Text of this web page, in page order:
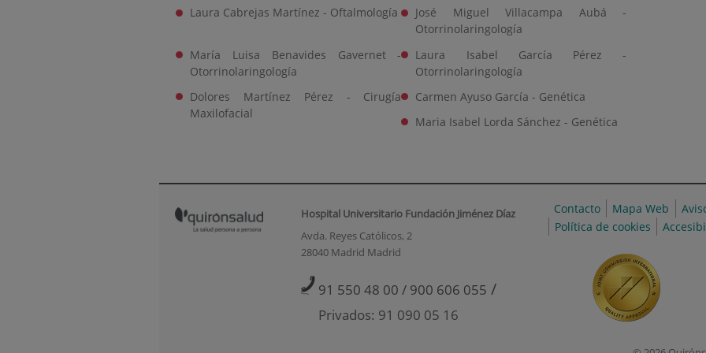
Laura Cabrejas Martínez - Oftalmología
José Miguel Villacampa Aubá -
Otorrinolaringología
María Luisa Benavides Gavernet -
Otorrinolaringología
Laura Isabel García Pérez -
Otorrinolaringología
Dolores Martínez Pérez - Cirugía
Maxilofacial
Carmen Ayuso García - Genética
Maria Isabel Lorda Sánchez - Genética
Hospital Universitario Fundación Jiménez Díaz
Avda. Reyes Católicos, 2
28040 Madrid Madrid
91 550 48 00 / 900 606 055 /
Privados: 91 090 05 16
Contacto Mapa Web
Política de cookies